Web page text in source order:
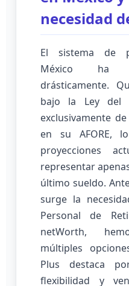
necesidad
El sistema de
México ha
drásticamente.
bajo la Ley del
exclusivamente
en su AFORE,
proyecciones
representar
último sueldo.
surge la
Personal de
netWorth,
múltiples
Plus destaca
flexibilidad y